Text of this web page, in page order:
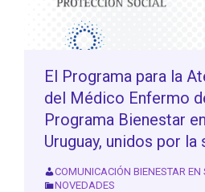
El Programa para la
del Médico Enfermo
Programa Bienestar
Uruguay, unidos por la
COMUNICACIÓN BIENESTAR EN
NOVEDADES